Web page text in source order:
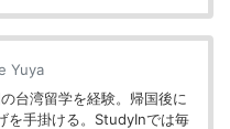
Yuya
台湾留学を経験。帰国後に
を手掛ける。StudyInでは毎